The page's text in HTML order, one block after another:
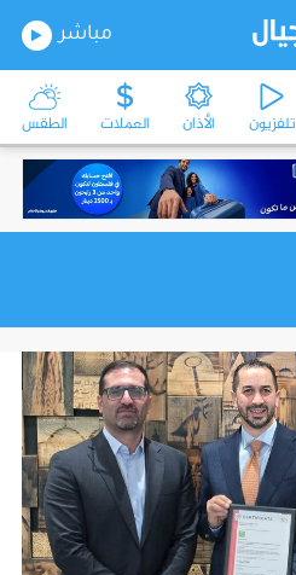
مباشر
تلفزيون الأذان العملات الطقس